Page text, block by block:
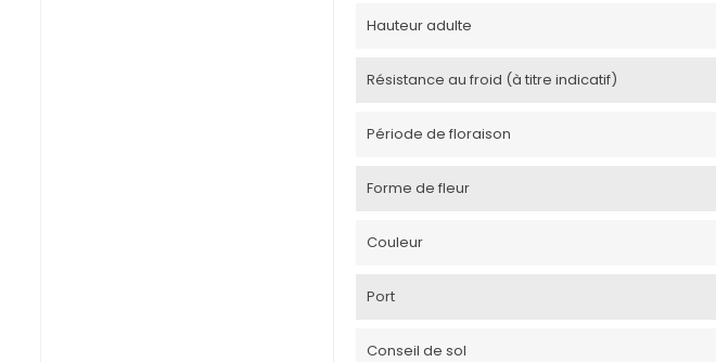
Hauteur adulte
Résistance au froid (à titre indicatif)
Période de floraison
Forme de fleur
Couleur
Port
Conseil de sol